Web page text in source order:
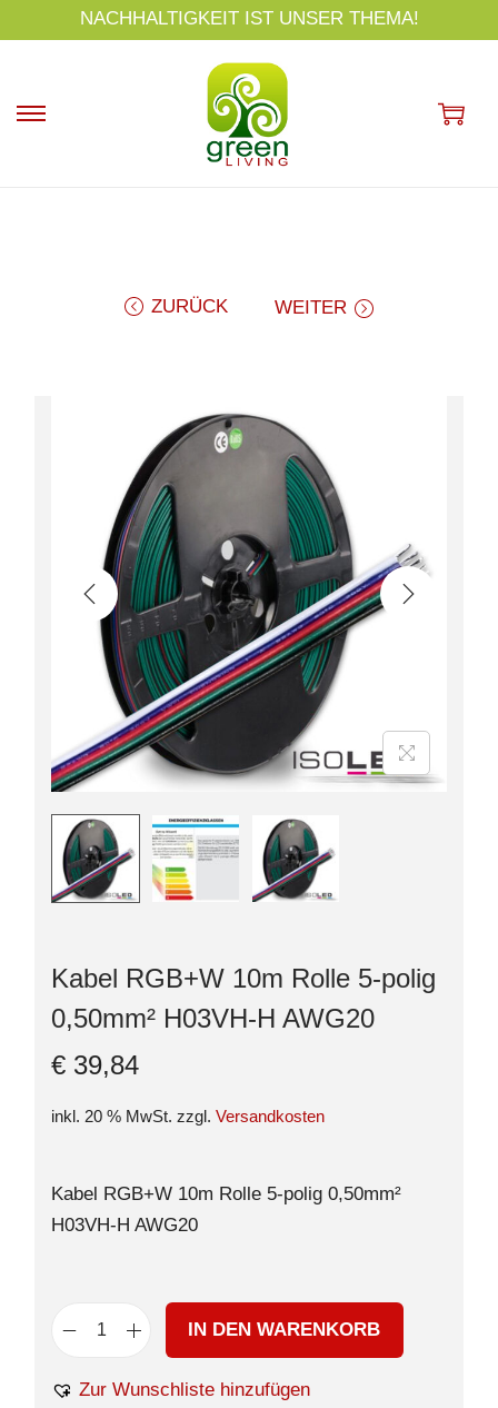
p
NACHHALTIGKEIT IST UNSER THEMA!
ZURÜCK WEITER
Kabel RGB+W 10m Rolle 5-polig
0,50mm² H03VH-H AWG20
€ 39,84
inkl. 20 % MwSt. zzgl. Versandkosten
Kabel RGB+W 10m Rolle 5-polig 0,50mm²
H03VH-H AWG20
IN DEN WARENKORB
Zur Wunschliste hinzufügen